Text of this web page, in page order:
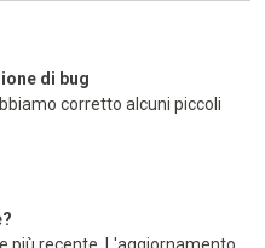
di bug
corretto alcuni piccoli